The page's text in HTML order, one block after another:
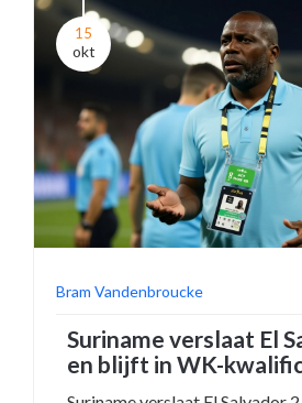
15
okt
Bram Vandenbroucke
Suriname verslaat El
en blijft in WK-